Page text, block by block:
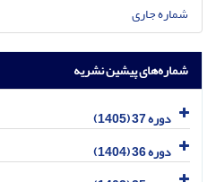
شماره جاری
شماره‌های پیشین نشریه
دوره 37 (1405)
دوره 36 (1404)